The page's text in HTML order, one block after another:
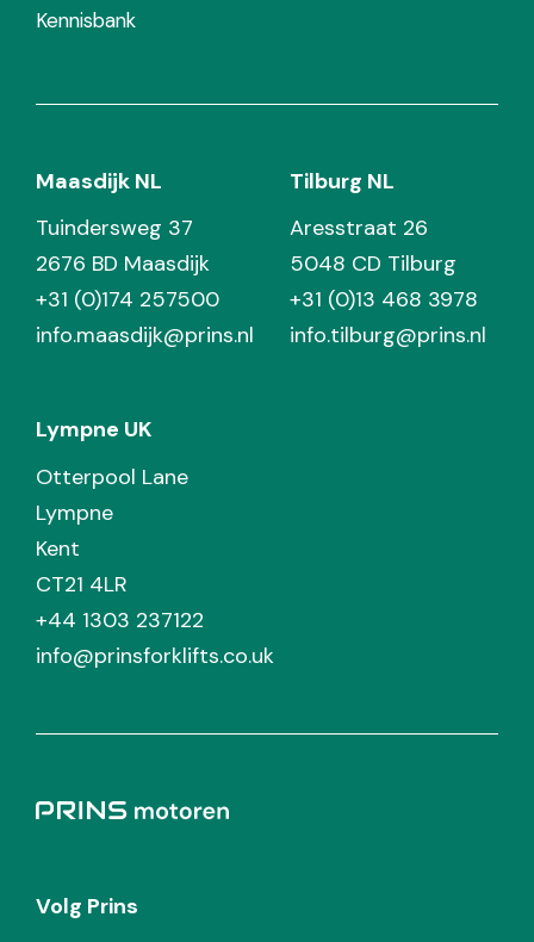
Kennisbank
Maasdijk NL
Tuindersweg 37
2676 BD Maasdijk
+31 (0)174 257500
info.maasdijk@prins.nl
Tilburg NL
Aresstraat 26
5048 CD Tilburg
+31 (0)13 468 3978
info.tilburg@prins.nl
Lympne UK
Otterpool Lane
Lympne
Kent
CT21 4LR
+44 1303 237122
info@prinsforklifts.co.uk
Volg Prins